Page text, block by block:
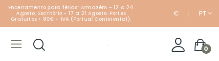
Encerramento para férias: Armazém - 12 a 24
Agosto; Escritório - 17 a 21 Agosto. Portes
Gratuitos > 80€ + IVA (Portual Continental).
€ PT
0